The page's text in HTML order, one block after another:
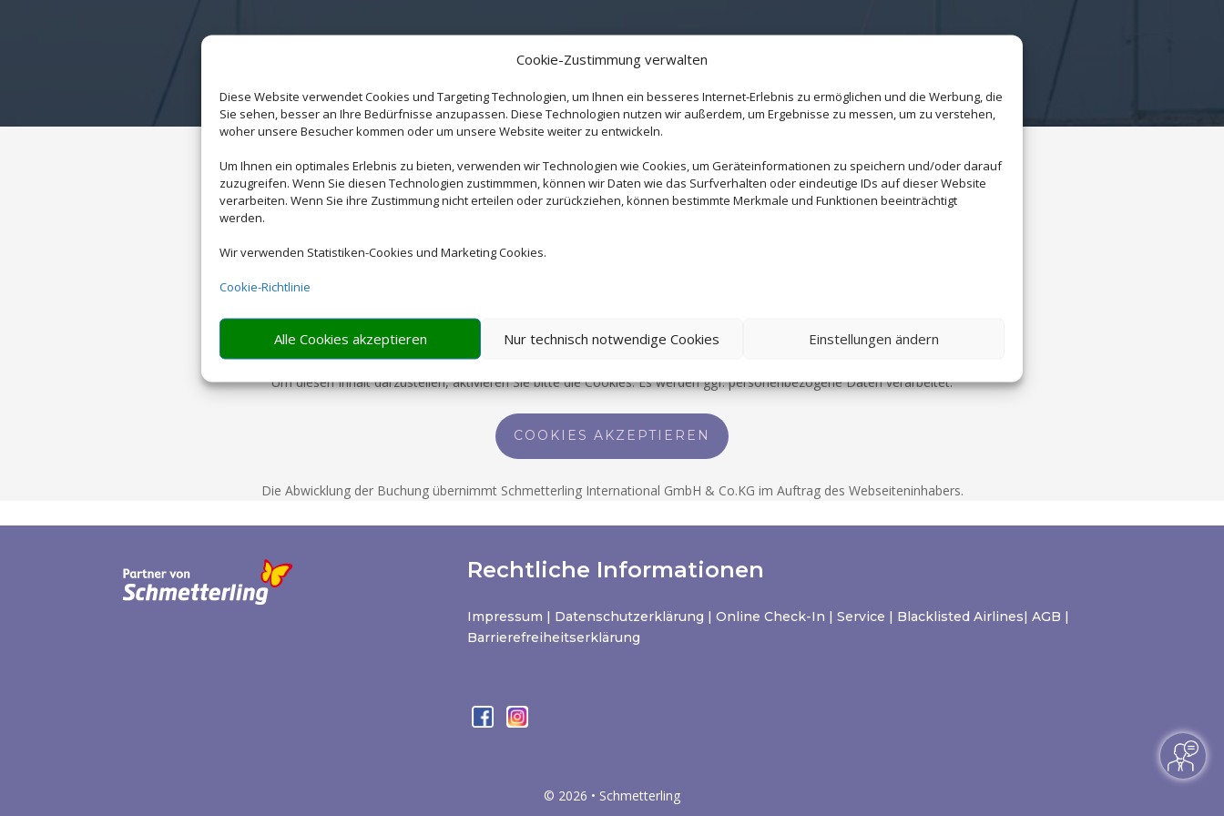
Cookie-Zustimmung verwalten
Diese Website verwendet Cookies und Targeting Technologien, um Ihnen ein besseres Internet-Erlebnis zu ermöglichen und die Werbung, die
Sie sehen, besser an Ihre Bedürfnisse anzupassen. Diese Technologien nutzen wir außerdem, um Ergebnisse zu messen, um zu verstehen,
woher unsere Besucher kommen oder um unsere Website weiter zu entwickeln.
Um Ihnen ein optimales Erlebnis zu bieten, verwenden wir Technologien wie Cookies, um Geräteinformationen zu speichern und/oder darauf
zuzugreifen. Wenn Sie diesen Technologien zustimmmen, können wir Daten wie das Surfverhalten oder eindeutige IDs auf dieser Website
verarbeiten. Wenn Sie ihre Zustimmung nicht erteilen oder zurückziehen, können bestimmte Merkmale und Funktionen beeinträchtigt
werden.
Wir verwenden Statistiken-Cookies und Marketing Cookies.
Cookie-Richtlinie
Alle Cookies akzeptieren Nur technisch notwendige Cookies Einstellungen ändern
Wir brauchen Ihre Einwilligung
Um diesen Inhalt darzustellen, aktivieren Sie bitte die Cookies. Es werden ggf. personenbezogene Daten verarbeitet.
COOKIES AKZEPTIEREN
Die Abwicklung der Buchung übernimmt Schmetterling International GmbH & Co.KG im Auftrag des Webseiteninhabers.
Rechtliche Informationen
Impressum | Datenschutzerklärung | Online Check-In | Service | Blacklisted Airlines| AGB |
Barrierefreiheitserklärung
© 2026 • Schmetterling